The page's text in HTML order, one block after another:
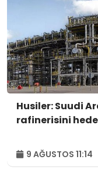
Husiler: Suudi
rafinerisini
9 AĞUSTOS 11:14